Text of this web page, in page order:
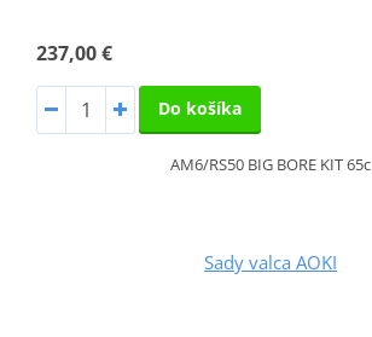
237,00 €
Do košíka
AM6/RS50 BIG BORE KIT 65c
Sady valca AOKI